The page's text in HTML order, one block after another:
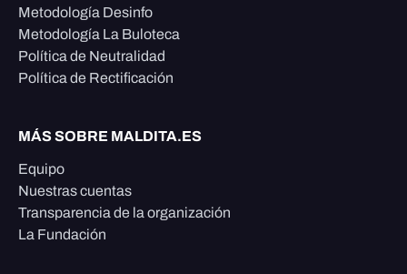
Metodología Desinfo
Metodología La Buloteca
Política de Neutralidad
Política de Rectificación
MÁS SOBRE MALDITA.ES
Equipo
Nuestras cuentas
Transparencia de la organización
La Fundación